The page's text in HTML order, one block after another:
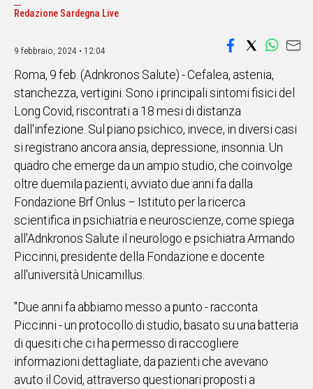
MEDIO
NOTIZIE
POLITICA
IN
ITALIA
NEL
MONDO
SPORT
EVENTI
STORIE
VIDEO
UNISCITI
AL CANALE
Redazione Sardegna Live
9 febbraio, 2024 • 12:04
Roma, 9 feb. (Adnkronos Salute) - Cefalea, astenia,
stanchezza, vertigini. Sono i principali sintomi fisici del
Long Covid, riscontrati a 18 mesi di distanza
dall'infezione. Sul piano psichico, invece, in diversi casi
si registrano ancora ansia, depressione, insonnia. Un
quadro che emerge da un ampio studio, che coinvolge
oltre duemila pazienti, avviato due anni fa dalla
Fondazione Brf Onlus – Istituto per la ricerca
scientifica in psichiatria e neuroscienze, come spiega
all'Adnkronos Salute il neurologo e psichiatra Armando
Piccinni, presidente della Fondazione e docente
all'università Unicamillus.
"Due anni fa abbiamo messo a punto - racconta
Piccinni - un protocollo di studio, basato su una batteria
di quesiti che ci ha permesso di raccogliere
informazioni dettagliate, da pazienti che avevano
avuto il Covid, attraverso questionari proposti a